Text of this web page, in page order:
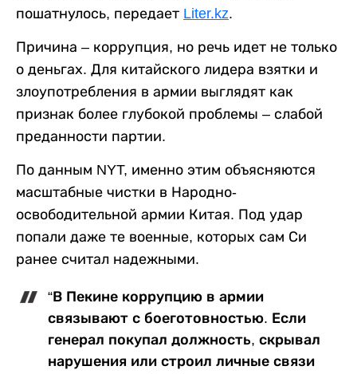
пошатнулось, передает Liter.kz.
Причина – коррупция, но речь идет не только
о деньгах. Для китайского лидера взятки и
злоупотребления в армии выглядят как
признак более глубокой проблемы – слабой
преданности партии.
По данным NYT, именно этим объясняются
масштабные чистки в Народно-
освободительной армии Китая. Под удар
попали даже те военные, которых сам Си
ранее считал надежными.
“В Пекине коррупцию в армии
связывают с боеготовностью. Если
генерал покупал должность, скрывал
нарушения или строил личные связи